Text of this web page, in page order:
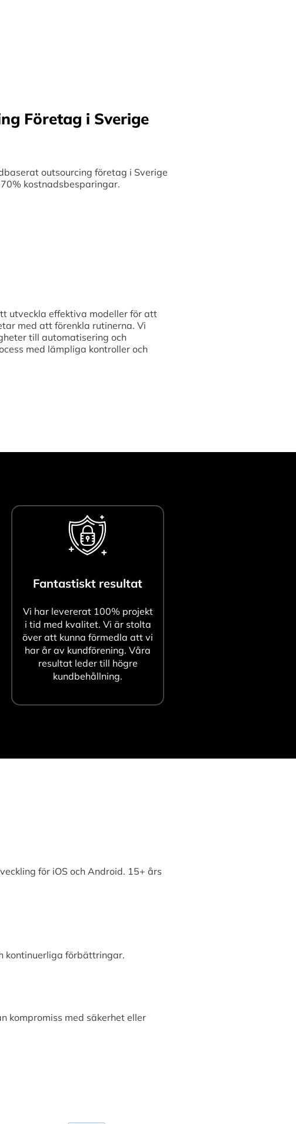
Företag i Sverige
outsourcing företag i Sverige
kostnadsbesparingar.
utveckla effektiva modeller för att
med att förenkla rutinerna. Vi
till automatisering och
med lämpliga kontroller och
Fantastiskt resultat
Vi har levererat 100% projekt
i tid med kvalitet. Vi är stolta
över att kunna förmedla att vi
har år av kundförening. Våra
resultat leder till högre
kundbehållning.
för iOS och Android. 15+ års
kontinuerliga förbättringar.
kompromiss med säkerhet eller